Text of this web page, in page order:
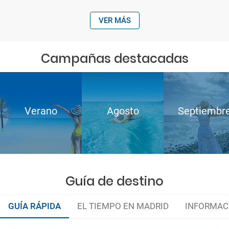
VER MÁS
Campañas destacadas
Verano Agosto
Guía de destino
GUÍA RÁPIDA EL TIEMPO EN MADRID